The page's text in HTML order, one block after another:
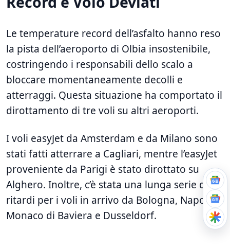
Le temperature record dell’asfalto hanno reso
la pista dell’aeroporto di Olbia insostenibile,
costringendo i responsabili dello scalo a
bloccare momentaneamente decolli e
atterraggi. Questa situazione ha comportato il
dirottamento di tre voli su altri aeroporti.
I voli easyJet da Amsterdam e da Milano sono
stati fatti atterrare a Cagliari, mentre l’easyJet
proveniente da Parigi è stato dirottato su
Alghero. Inoltre, c’è stata una lunga serie di
ritardi per i voli in arrivo da Bologna, Napoli,
Monaco di Baviera e Dusseldorf.